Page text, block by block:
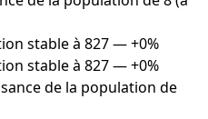
stable à 827 — +0%
stable à 827 — +0%
de la population de